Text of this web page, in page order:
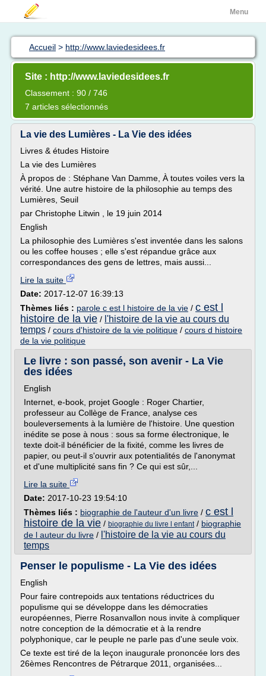
Menu
Accueil > http://www.laviedesidees.fr
Site : http://www.laviedesidees.fr
Classement : 90 / 746
7 articles sélectionnés
La vie des Lumières - La Vie des idées
Livres & études Histoire
La vie des Lumières
À propos de : Stéphane Van Damme, À toutes voiles vers la
vérité. Une autre histoire de la philosophie au temps des
Lumières, Seuil
par Christophe Litwin , le 19 juin 2014
English
La philosophie des Lumières s'est inventée dans les salons
ou les coffee houses ; elle s'est répandue grâce aux
correspondances des gens de lettres, mais aussi...
Lire la suite
Date: 2017-12-07 16:39:13
Thèmes liés : parole c est l histoire de la vie / c est l
histoire de la vie / l'histoire de la vie au cours du
temps / cours d'histoire de la vie politique / cours d histoire
de la vie politique
Le livre : son passé, son avenir - La Vie
des idées
English
Internet, e-book, projet Google : Roger Chartier,
professeur au Collège de France, analyse ces
bouleversements à la lumière de l'histoire. Une question
inédite se pose à nous : sous sa forme électronique, le
texte doit-il bénéficier de la fixité, comme les livres de
papier, ou peut-il s'ouvrir aux potentialités de l'anonymat
et d'une multiplicité sans fin ? Ce qui est sûr,...
Lire la suite
Date: 2017-10-23 19:54:10
Thèmes liés : biographie de l'auteur d'un livre / c est l
histoire de la vie / biographie du livre l enfant/ biographie
de l auteur du livre / l'histoire de la vie au cours du
temps
Penser le populisme - La Vie des idées
English
Pour faire contrepoids aux tentations réductrices du
populisme qui se développe dans les démocraties
européennes, Pierre Rosanvallon nous invite à compliquer
notre conception de la démocratie et à la rendre
polyphonique, car le peuple ne parle pas d'une seule voix.
Ce texte est tiré de la leçon inaugurale prononcée lors des
26èmes Rencontres de Pétrarque 2011, organisées...